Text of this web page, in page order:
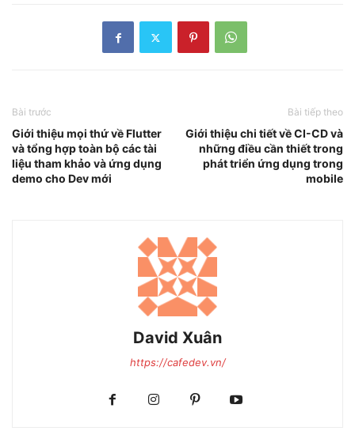
Bài trước
Giới thiệu mọi thứ về Flutter
và tổng hợp toàn bộ các tài
liệu tham khảo và ứng dụng
demo cho Dev mới
Bài tiếp theo
Giới thiệu chi tiết về CI-CD và
những điều cần thiết trong
phát triển ứng dụng trong
mobile
David Xuân
https://cafedev.vn/